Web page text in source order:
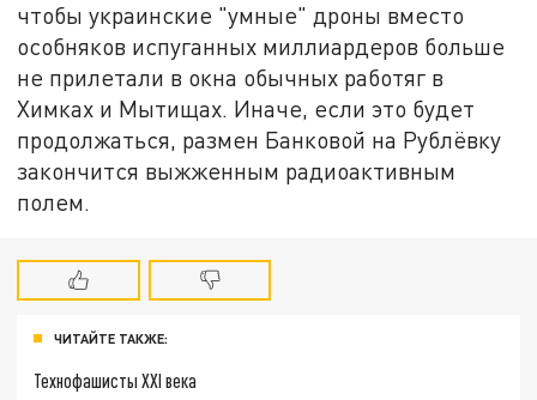
чтобы украинские "умные" дроны вместо
особняков испуганных миллиардеров больше
не прилетали в окна обычных работяг в
Химках и Мытищах. Иначе, если это будет
продолжаться, размен Банковой на Рублёвку
закончится выжженным радиоактивным
полем.
ЧИТАЙТЕ ТАКЖЕ:
Технофашисты XXI века